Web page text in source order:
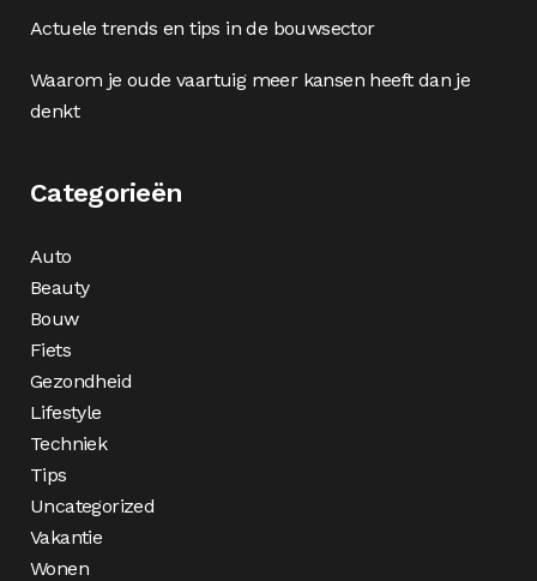
Actuele trends en tips in de bouwsector
Waarom je oude vaartuig meer kansen heeft dan je
denkt
Categorieën
Auto
Beauty
Bouw
Fiets
Gezondheid
Lifestyle
Techniek
Tips
Uncategorized
Vakantie
Wonen